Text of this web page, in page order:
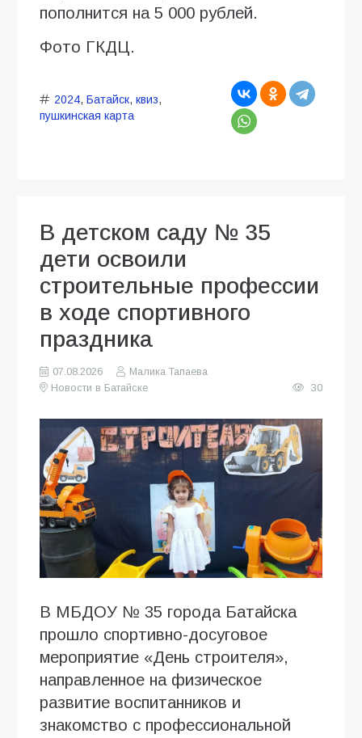
пополнится на 5 000 рублей.
Фото ГКДЦ.
2024, Батайск, квиз,
пушкинская карта
В детском саду № 35
дети освоили
строительные профессии
в ходе спортивного
праздника
07.08.2026
Малика Тапаева
Новости в Батайске
30
В МБДОУ № 35 города Батайска
прошло спортивно-досуговое
мероприятие «День строителя»,
направленное на физическое
развитие воспитанников и
знакомство с профессиональной